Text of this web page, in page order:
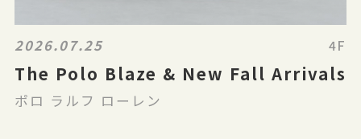
2026.07.25 4F
The Polo Blaze & New Fall Arrivals
ポロ ラルフ ローレン